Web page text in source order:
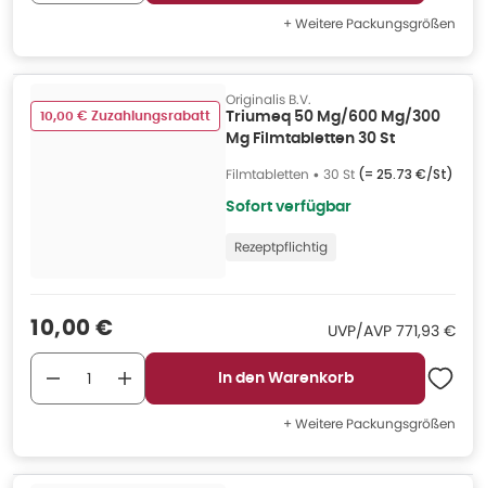
+ Weitere Packungsgrößen
10,00 € Zuzahlungsrabatt
Originalis B.V.
Triumeq 50 Mg/600 Mg/300
Mg Filmtabletten 30 St
Filmtabletten • 30 St (= 25.73 €/St)
Sofort verfügbar
Rezeptpflichtig
Verkaufspreis
10,00 € UVP/AVP UVP/AVP
771,93 €
In den Warenkorb
+ Weitere Packungsgrößen